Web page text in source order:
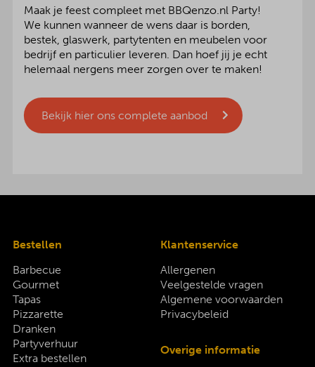
Maak je feest compleet met BBQenzo.nl Party!
We kunnen wanneer de wens daar is borden,
bestek, glaswerk, partytenten en meubelen voor
bedrijf en particulier leveren. Dan hoef jij je echt
helemaal nergens meer zorgen over te maken!
Bekijk hier ons complete aanbod
Bestellen
Barbecue
Gourmet
Tapas
Pizzarette
Dranken
Partyverhuur
Extra bestellen
Klantenservice
Allergenen
Veelgestelde vragen
Algemene voorwaarden
Privacybeleid
Overige informatie